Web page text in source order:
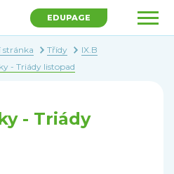
EDUPAGE
stránka Třídy
IX.B
- Triády listopad
- Triády